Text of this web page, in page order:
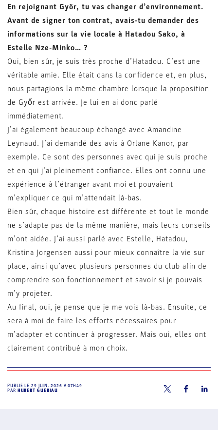
En rejoignant Györ, tu vas changer d’environnement.
Avant de signer ton contrat, avais-tu demander des
informations sur la vie locale à Hatadou Sako, à
Estelle Nze-Minko… ?
Oui, bien sûr, je suis très proche d’Hatadou. C’est une
véritable amie. Elle était dans la confidence et, en plus,
nous partagions la même chambre lorsque la proposition
de Győr est arrivée. Je lui en ai donc parlé
immédiatement.
J’ai également beaucoup échangé avec Amandine
Leynaud. J’ai demandé des avis à Orlane Kanor, par
exemple. Ce sont des personnes avec qui je suis proche
et en qui j’ai pleinement confiance. Elles ont connu une
expérience à l’étranger avant moi et pouvaient
m’expliquer ce qui m’attendait là-bas.
Bien sûr, chaque histoire est différente et tout le monde
ne s’adapte pas de la même manière, mais leurs conseils
m’ont aidée. J’ai aussi parlé avec Estelle, Hatadou,
Kristina Jorgensen aussi pour mieux connaître la vie sur
place, ainsi qu’avec plusieurs personnes du club afin de
comprendre son fonctionnement et savoir si je pouvais
m’y projeter.
Au final, oui, je pense que je me vois là-bas. Ensuite, ce
sera à moi de faire les efforts nécessaires pour
m’adapter et continuer à progresser. Mais oui, elles ont
clairement contribué à mon choix.
PUBLIÉ LE29 JUIN. 2026 À 07H49
PAR HUBERT GUERIAU